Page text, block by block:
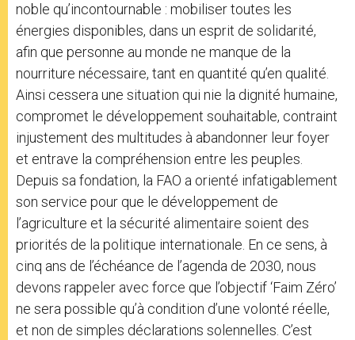
noble qu’incontournable : mobiliser toutes les
énergies disponibles, dans un esprit de solidarité,
afin que personne au monde ne manque de la
nourriture nécessaire, tant en quantité qu’en qualité.
Ainsi cessera une situation qui nie la dignité humaine,
compromet le développement souhaitable, contraint
injustement des multitudes à abandonner leur foyer
et entrave la compréhension entre les peuples.
Depuis sa fondation, la FAO a orienté infatigablement
son service pour que le développement de
l’agriculture et la sécurité alimentaire soient des
priorités de la politique internationale. En ce sens, à
cinq ans de l’échéance de l’agenda de 2030, nous
devons rappeler avec force que l’objectif ‘Faim Zéro’
ne sera possible qu’à condition d’une volonté réelle,
et non de simples déclarations solennelles. C’est